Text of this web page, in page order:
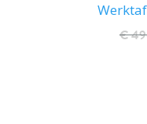
€